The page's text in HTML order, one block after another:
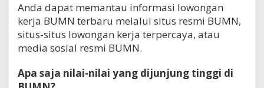
Anda dapat memantau informasi lowongan
kerja BUMN terbaru melalui situs resmi BUMN,
situs-situs lowongan kerja terpercaya, atau
media sosial resmi BUMN.
Apa saja nilai-nilai yang dijunjung tinggi di